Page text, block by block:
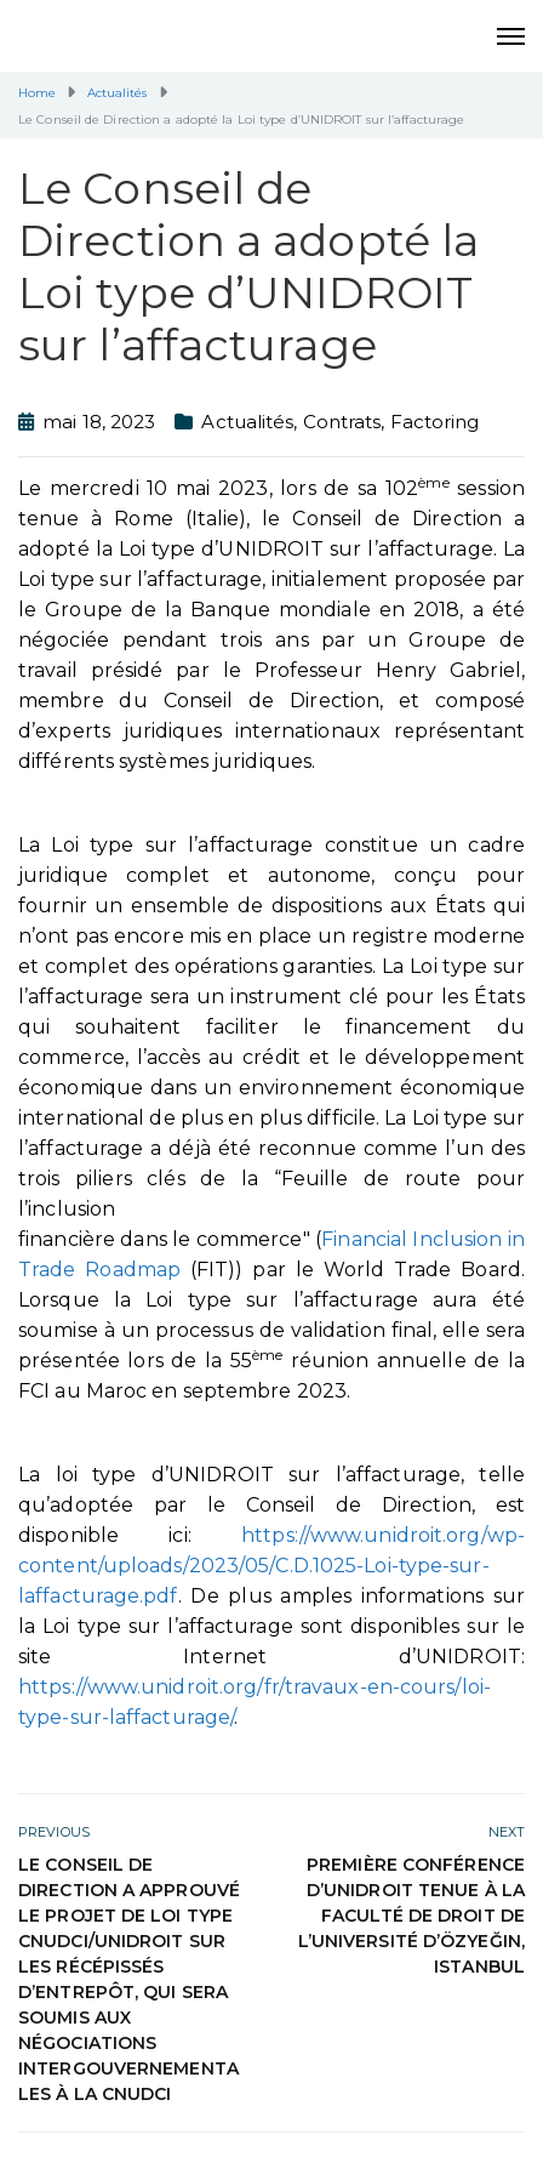
Home
Actualités
Le Conseil de Direction a adopté la Loi type d’UNIDROIT sur l’affacturage
Le Conseil de
Direction a adopté la
Loi type d’UNIDROIT
sur l’affacturage
mai 18, 2023 Actualités, Contrats, Factoring
Le mercredi 10 mai 2023, lors de sa 102èmesession
tenue à Rome (Italie), le Conseil de Direction a
adopté la Loi type d’UNIDROIT sur l’affacturage. La
Loi type sur l’affacturage, initialement proposée par
le Groupe de la Banque mondiale en 2018, a été
négociée pendant trois ans par un Groupe de
travail présidé par le Professeur Henry Gabriel,
membre du Conseil de Direction, et composé
d’experts juridiques internationaux représentant
différents systèmes juridiques.
La Loi type sur l’affacturage constitue un cadre
juridique complet et autonome, conçu pour
fournir un ensemble de dispositions aux États qui
n’ont pas encore mis en place un registre moderne
et complet des opérations garanties. La Loi type sur
l’affacturage sera un instrument clé pour les États
qui souhaitent faciliter le financement du
commerce, l’accès au crédit et le développement
économique dans un environnement économique
international de plus en plus difficile. La Loi type sur
l’affacturage a déjà été reconnue comme l’un des
trois piliers clés de la “Feuille de route pour
l’inclusion
financière dans le commerce″ (Financial Inclusion in
Trade Roadmap (FIT)) par le World Trade Board.
Lorsque la Loi type sur l’affacturage aura été
soumise à un processus de validation final, elle sera
présentée lors de la 55ème réunion annuelle de la
FCI au Maroc en septembre 2023.
La loi type d’UNIDROIT sur l’affacturage, telle
qu’adoptée par le Conseil de Direction, est
disponible ici:
https://www.unidroit.org/wp-
content/uploads/2023/05/C.D.1025-Loi-type-sur-
laffacturage.pdf. De plus amples informations sur
la Loi type sur l’affacturage sont disponibles sur le
site Internet d’UNIDROIT:
https://www.unidroit.org/fr/travaux-en-cours/loi-
type-sur-laffacturage/.
PREVIOUS
LE CONSEIL DE
DIRECTION A APPROUVÉ
LE PROJET DE LOI TYPE
CNUDCI/UNIDROIT SUR
LES RÉCÉPISSÉS
D’ENTREPÔT, QUI SERA
SOUMIS AUX
NÉGOCIATIONS
INTERGOUVERNEMENTA
LES À LA CNUDCI
NEXT
PREMIÈRE CONFÉRENCE
D’UNIDROIT TENUE À LA
FACULTÉ DE DROIT DE
L’UNIVERSITÉ D’ÖZYEĞIN,
ISTANBUL